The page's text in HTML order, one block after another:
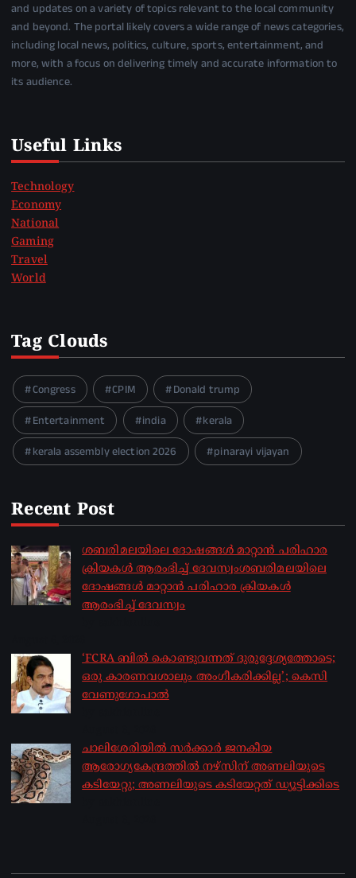
and updates on a variety of topics relevant to the local community
and beyond. The portal likely covers a wide range of news categories,
including local news, politics, culture, sports, entertainment, and
more, with a focus on delivering timely and accurate information to
its audience.
Useful Links
Technology
Economy
National
Gaming
Travel
World
Tag Clouds
Congress CPIM
Donald trump
Entertainment
india
kerala
kerala assembly election 2026
pinarayi vijayan
Recent Post
ശബരിമലയിലെ ദോഷങ്ങൾ മാറ്റാൻ പരിഹാര
ക്രിയകൾ ആരംഭിച്ച് ദേവസ്വംശബരിമലയിലെ
ദോഷങ്ങൾ മാറ്റാൻ പരിഹാര ക്രിയകൾ
ആരംഭിച്ച് ദേവസ്വം
‘FCRA ബിൽ കൊണ്ടുവന്നത് ദുരുദ്ദേശ്യത്തോടെ;
ഒരു കാരണവശാലും അം​ഗീകരിക്കില്ല’; കെസി
വേണു​ഗോപാൽ
ചാലിശേരിയില്‍ സര്‍ക്കാര്‍ ജനകീയ
ആരോഗ്യകേന്ദ്രത്തില്‍ നഴ്സിന് അണലിയുടെ
കടിയേറ്റു; അണലിയുടെ കടിയേറ്റത് ഡ്യൂട്ടിക്കിടെ